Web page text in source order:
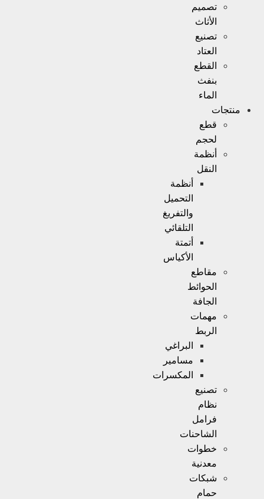
تصميم
الأثاث
تصنيع
العتاد
القطع
بنفث
الماء
منتجات
قطع
لحجم
أنظمة
النقل
أنظمة
التحميل
والتفريغ
التلقائي
أتمتة
الأكياس
مقاطع
الحوائط
الجافة
مهمات
الربط
البراغي
مسامير
المكسرات
تصنيع
نظام
فرامل
الشاحنات
خطوات
معدنية
شبكات
حمام